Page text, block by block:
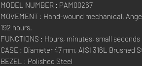
MODEL NUMBER : PAM00267
MOVEMENT : Hand-wound mechanical,
192 hours.
FUNCTIONS : Hours, minutes, small seconds
CASE : Diameter 47 mm, AISI 316L Brushed
BEZEL : Polished Steel